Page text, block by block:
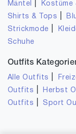
Mäntel Kostüme
Shirts & Tops
Strickmode
Schuhe
Outfits
Alle Outfits
Outfits
Herbst
Outfits
Sport